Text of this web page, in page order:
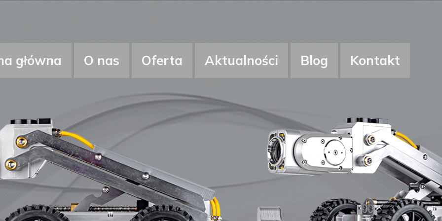
główna O nas Oferta
ZESTAWY PRZENOŚNE
OPROGRAMOWANIE INSPEKCYJNE
AKCESORIA
Aktualności Blog Kontakt